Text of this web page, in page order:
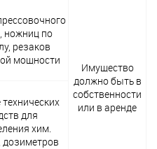
Имущество
должно быть в
собственности
или в аренде
ножниц по
резаков
мощности
для
хим.
дозиметров